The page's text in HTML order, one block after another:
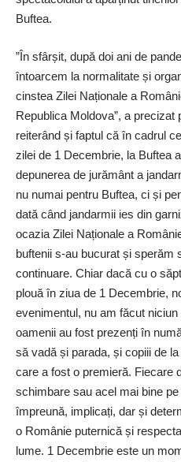
Buftea.
”În sfârșit, după doi ani de
întoarcem la normalitate și
cinstea Zilei Naționale a
Republica Moldova”, a precizat
reiterând și faptul că în cadrul
zilei de 1 Decembrie, la Buftea
depunerea de jurământ a
nu numai pentru Buftea, ci și
dată când jandarmii ies din
ocazia Zilei Naționale a
buftenii s-au bucurat și sperăm
continuare. Chiar dacă cu o
plouă în ziua de 1 Decembrie,
evenimentul, nu am făcut
oamenii au fost prezenți în
să vadă și parada, și copiii de
care a fost o premieră. Fiecare
schimbare sau acel mai bine
împreună, implicați, dar și
o Românie puternică și
lume. 1 Decembrie este un